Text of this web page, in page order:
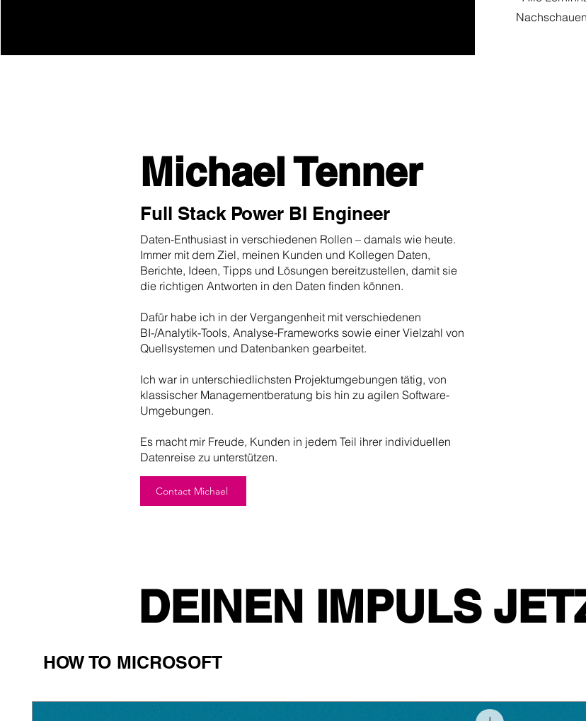
Nachschauen
Michael Tenner
Full Stack Power BI Engineer
Daten-Enthusiast in verschiedenen Rollen – damals wie heute.
Immer mit dem Ziel, meinen Kunden und Kollegen Daten,
Berichte, Ideen, Tipps und Lösungen bereitzustellen, damit sie
die richtigen Antworten in den Daten finden können.
Dafür habe ich in der Vergangenheit mit verschiedenen
BI-/Analytik-Tools, Analyse-Frameworks sowie einer Vielzahl von
Quellsystemen und Datenbanken gearbeitet.
Ich war in unterschiedlichsten Projektumgebungen tätig, von
klassischer Managementberatung bis hin zu agilen Software-
Umgebungen.
Es macht mir Freude, Kunden in jedem Teil ihrer individuellen
Datenreise zu unterstützen.
Contact Michael
DEINEN IMPULS
HOW TO MICROSOFT